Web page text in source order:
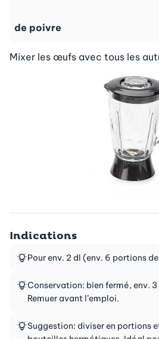
de poivre
Mixer les œufs avec tous les
Indications
Pour env. 2 dl (env. 6 portions
Conservation: bien fermé, env.
Remuer avant l’emploi.
Suggestion: diviser en portions